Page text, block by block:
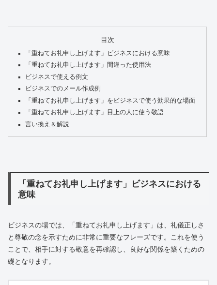
目次
「重ねてお礼申し上げます」ビジネスにおける意味
「重ねてお礼申し上げます」間違った使用法
ビジネスで使える例文
ビジネスでのメール作成例
「重ねてお礼申し上げます」をビジネスで使う効果的な場面
「重ねてお礼申し上げます」目上の人に使う敬語
言い換え＆解説
「重ねてお礼申し上げます」ビジネスにおける
意味
ビジネスの場では、「重ねてお礼申し上げます」は、礼儀正しさ
と尊敬の念を示すために非常に重要なフレーズです。これを使う
ことで、相手に対する敬意を再確認し、良好な関係を築くための
礎となります。